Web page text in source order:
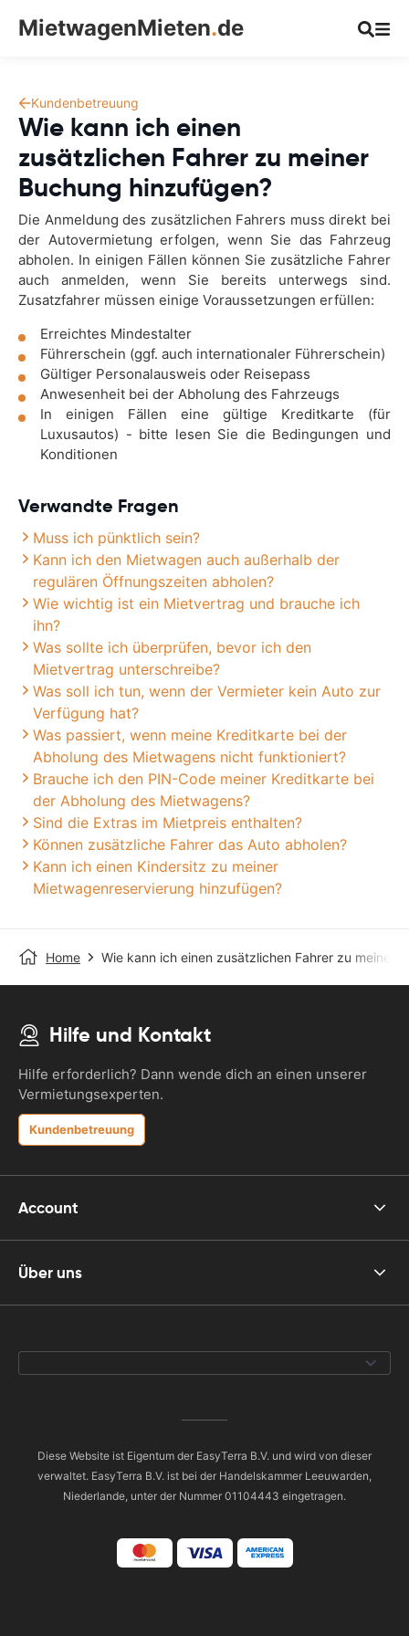
MietwagenMieten.de
Kundenbetreuung
Wie kann ich einen
zusätzlichen Fahrer zu meiner
Buchung hinzufügen?
Die Anmeldung des zusätzlichen Fahrers muss direkt bei
der Autovermietung erfolgen, wenn Sie das Fahrzeug
abholen. In einigen Fällen können Sie zusätzliche Fahrer
auch anmelden, wenn Sie bereits unterwegs sind.
Zusatzfahrer müssen einige Voraussetzungen erfüllen:
Erreichtes Mindestalter
Führerschein (ggf. auch internationaler Führerschein)
Gültiger Personalausweis oder Reisepass
Anwesenheit bei der Abholung des Fahrzeugs
In einigen Fällen eine gültige Kreditkarte (für
Luxusautos) - bitte lesen Sie die Bedingungen und
Konditionen
Verwandte Fragen
Muss ich pünktlich sein?
Kann ich den Mietwagen auch außerhalb der
regulären Öffnungszeiten abholen?
Wie wichtig ist ein Mietvertrag und brauche ich
ihn?
Was sollte ich überprüfen, bevor ich den
Mietvertrag unterschreibe?
Was soll ich tun, wenn der Vermieter kein Auto zur
Verfügung hat?
Was passiert, wenn meine Kreditkarte bei der
Abholung des Mietwagens nicht funktioniert?
Brauche ich den PIN-Code meiner Kreditkarte bei
der Abholung des Mietwagens?
Sind die Extras im Mietpreis enthalten?
Können zusätzliche Fahrer das Auto abholen?
Kann ich einen Kindersitz zu meiner
Mietwagenreservierung hinzufügen?
Home Wie kann ich einen zusätzlichen Fahrer zu meiner
Hilfe und Kontakt
Hilfe erforderlich? Dann wende dich an einen unserer
Vermietungsexperten.
Kundenbetreuung
Account
Über uns
Diese Website ist Eigentum der EasyTerra B.V. und wird von dieser
verwaltet. EasyTerra B.V. ist bei der Handelskammer Leeuwarden,
Niederlande, unter der Nummer 01104443 eingetragen.